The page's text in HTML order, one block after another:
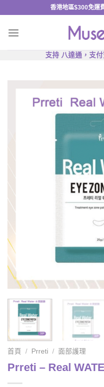
content
香港地區$300免運
支持 八達通，支
首頁 / Prreti / 面部護理
Prreti – Real